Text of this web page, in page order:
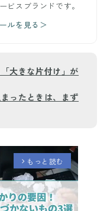
ビスブランドです。
ルを見る＞
大きな片付け」が
ったときは、まず
arrow_forward_ios もっと読む